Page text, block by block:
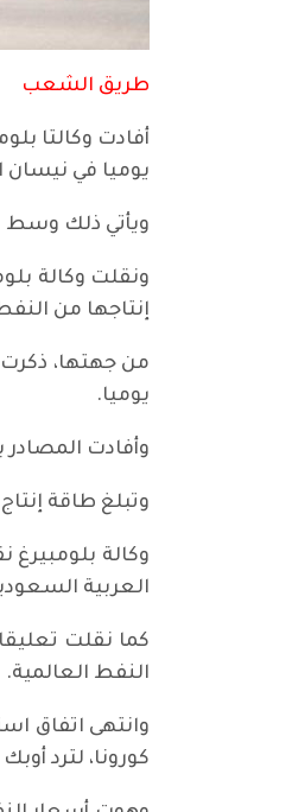
طريق الشعب
أفادت وكالتا
يوميا في نيسان
ويأتي ذلك وسط
ونقلت وكالة
إنتاجها من النفط ليصل إلى
يوميا.
وأفادت
وتبلغ طاقة إنتاج النفط السعودية 12 مليون
العربية
كما نقلت
النفط العالمية.
وانتهى اتفاق
كورونا، لترد